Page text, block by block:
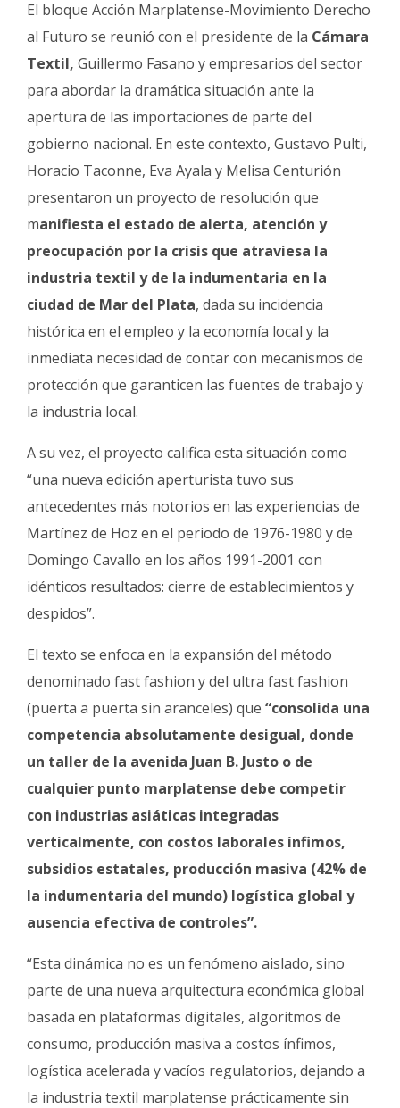
Fúnebres
El bloque Acción Marplatense-Movimiento Derecho
al Futuro se reunió con el presidente de la Cámara
Textil, Guillermo Fasano y empresarios del sector
para abordar la dramática situación ante la
apertura de las importaciones de parte del
gobierno nacional. En este contexto, Gustavo Pulti,
Horacio Taconne, Eva Ayala y Melisa Centurión
presentaron un proyecto de resolución que
manifiesta el estado de alerta, atención y
preocupación por la crisis que atraviesa la
industria textil y de la indumentaria en la
ciudad de Mar del Plata, dada su incidencia
histórica en el empleo y la economía local y la
inmediata necesidad de contar con mecanismos de
protección que garanticen las fuentes de trabajo y
la industria local.
A su vez, el proyecto califica esta situación como
“una nueva edición aperturista tuvo sus
antecedentes más notorios en las experiencias de
Martínez de Hoz en el periodo de 1976-1980 y de
Domingo Cavallo en los años 1991-2001 con
idénticos resultados: cierre de establecimientos y
despidos”.
El texto se enfoca en la expansión del método
denominado fast fashion y del ultra fast fashion
(puerta a puerta sin aranceles) que “consolida una
competencia absolutamente desigual, donde
un taller de la avenida Juan B. Justo o de
cualquier punto marplatense debe competir
con industrias asiáticas integradas
verticalmente, con costos laborales ínfimos,
subsidios estatales, producción masiva (42% de
la indumentaria del mundo) logística global y
ausencia efectiva de controles”.
“Esta dinámica no es un fenómeno aislado, sino
parte de una nueva arquitectura económica global
basada en plataformas digitales, algoritmos de
consumo, producción masiva a costos ínfimos,
logística acelerada y vacíos regulatorios, dejando a
la industria textil marplatense prácticamente sin